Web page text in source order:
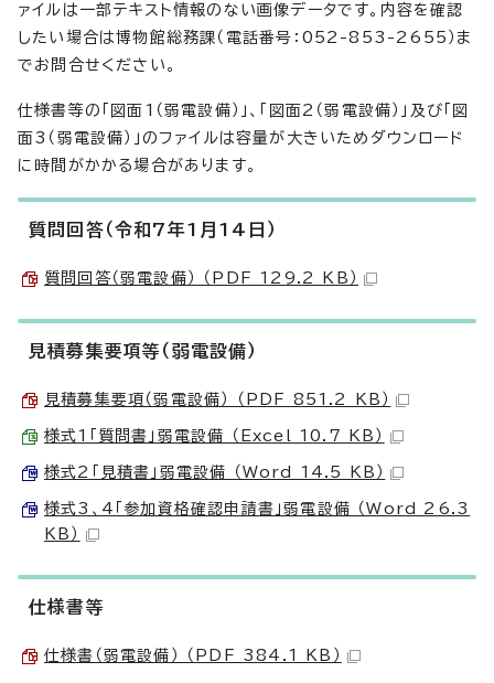
ァイルは一部テキスト情報のない画像データです。内容を確認
したい場合は博物館総務課（電話番号：052-853-2655）ま
でお問合せください。
仕様書等の「図面1（弱電設備）」、「図面2（弱電設備）」及び「図
面3（弱電設備）」のファイルは容量が大きいためダウンロード
に時間がかかる場合があります。
質問回答（令和7年1月14日）
質問回答（弱電設備） （PDF 129.2 KB）
見積募集要項等（弱電設備）
見積募集要項（弱電設備） （PDF 851.2 KB）
様式1「質問書」弱電設備 （Excel 10.7 KB）
様式2「見積書」弱電設備 （Word 14.5 KB）
様式3、4「参加資格確認申請書」弱電設備 （Word 26.3
KB）
仕様書等
仕様書（弱電設備） （PDF 384.1 KB）